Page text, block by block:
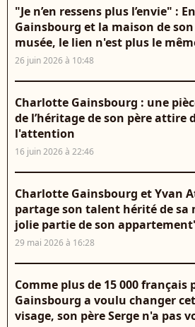
"Je n’en ressens plus l’envie" :
Gainsbourg et la maison de
musée, le lien n'est plus le
26 juin 2026 à 10:48
Charlotte Gainsbourg : une
de l’héritage de son père attire
l'attention
16 juin 2026 à 22:46
Charlotte Gainsbourg et Yvan
partage son talent hérité de sa
jolie partie de son
29 mai 2026 à 16:28
Comme plus de 15 000
Gainsbourg a voulu changer
visage, son père Serge n'a pas